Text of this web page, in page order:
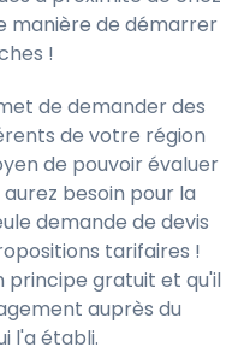
manière de démarrer
!
de demander des
de votre région
de pouvoir évaluer
besoin pour la
demande de devis
tarifaires !
principe gratuit et qu'il
auprès du
l'a établi.